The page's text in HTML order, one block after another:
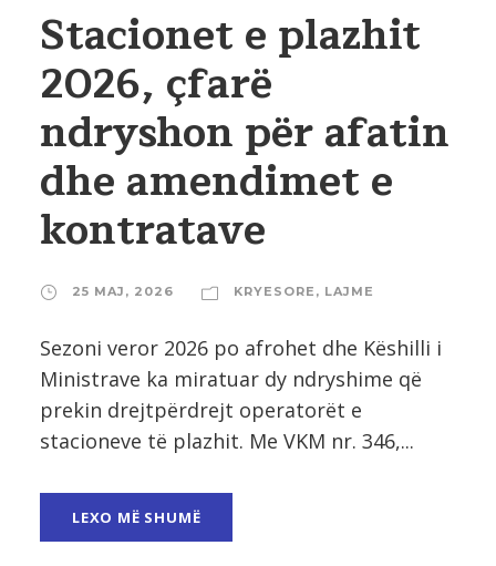
Stacionet e plazhit
2026, çfarë
ndryshon për afatin
dhe amendimet e
kontratave
25 MAJ, 2026 KRYESORE , LAJME
Sezoni veror 2026 po afrohet dhe Këshilli i
Ministrave ka miratuar dy ndryshime që
prekin drejtpërdrejt operatorët e
stacioneve të plazhit. Me VKM nr. 346,...
LEXO MË SHUMË